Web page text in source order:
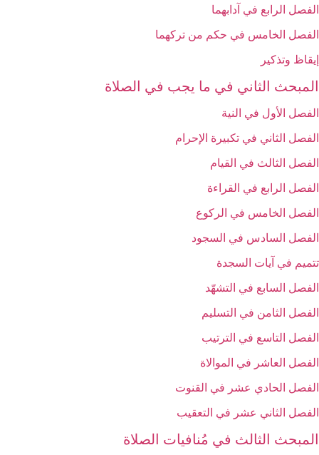
الفصل الرابع في آدابهما
الفصل الخامس في حكم من تركهما
إيقاظ وتذكير
المبحث الثاني في ما يجب في الصلاة
الفصل الأول في النية
الفصل الثاني في تكبيرة الإحرام
الفصل الثالث في القيام
الفصل الرابع في القراءة
الفصل الخامس في الركوع
الفصل السادس في السجود
تتميم في آيات السجدة
الفصل السابع في التشهّد
الفصل الثامن في التسليم
الفصل التاسع في الترتيب
الفصل العاشر في الموالاة
الفصل الحادي عشر في القنوت
الفصل الثاني عشر في التعقيب
المبحث الثالث في مُنافيات الصلاة